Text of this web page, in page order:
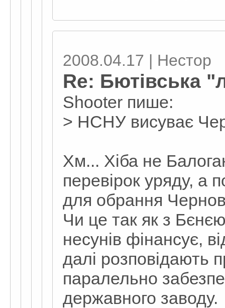
2008.04.17 | Нестор
Re: Бютівська
Shooter пише:
> НСНУ висуває
Хм... Хіба не
перевірок уряду, а
для обрання
Чи це так як з
несунів фінансує,
далі розповідають
паралельно
державного заводу.